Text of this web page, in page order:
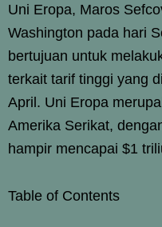
Uni Eropa, Maros
Washington pada hari
bertujuan untuk
terkait tarif tinggi yang
April. Uni Eropa
Amerika Serikat,
hampir mencapai $1
Table of Contents